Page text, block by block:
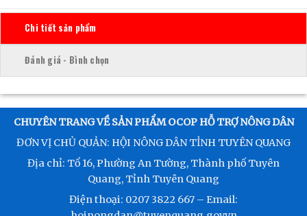
Chi tiết sản phẩm
Đánh giá - Bình chọn
CHUYÊN TRANG VỀ SẢN PHẨM OCOP HỖ TRỢ NÔNG DÂN
ĐƠN VỊ CHỦ QUẢN: HỘI NÔNG DÂN TỈNH TUYÊN QUANG
Địa chỉ: Tổ 16, Phường An Tường, Thành phố Tuyên
Quang, Tỉnh Tuyên Quang
Điện thoại: 0207 3822 667 – Email: